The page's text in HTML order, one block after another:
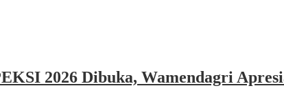
2026 Dibuka, Wamendagri